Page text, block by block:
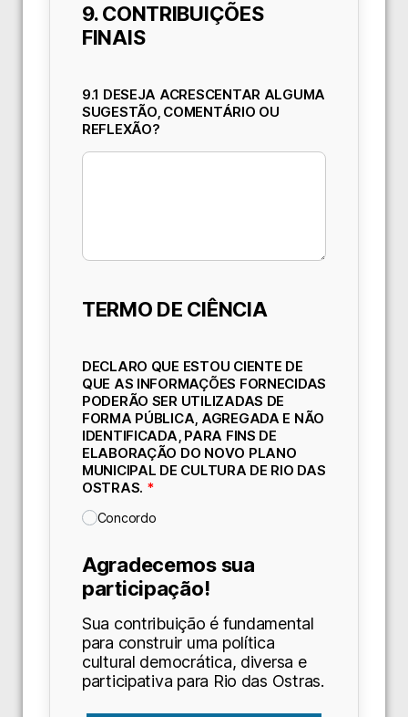
9. CONTRIBUIÇÕES
FINAIS
9.1 DESEJA ACRESCENTAR ALGUMA
SUGESTÃO, COMENTÁRIO OU
REFLEXÃO?
TERMO DE CIÊNCIA
DECLARO QUE ESTOU CIENTE DE
QUE AS INFORMAÇÕES FORNECIDAS
PODERÃO SER UTILIZADAS DE
FORMA PÚBLICA, AGREGADA E NÃO
IDENTIFICADA, PARA FINS DE
ELABORAÇÃO DO NOVO PLANO
MUNICIPAL DE CULTURA DE RIO DAS
OSTRAS. *
Concordo
Agradecemos sua
participação!
Sua contribuição é fundamental
para construir uma política
cultural democrática, diversa e
participativa para Rio das Ostras.